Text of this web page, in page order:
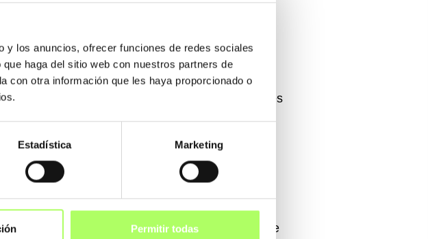
y los anuncios, ofrecer funciones de redes sociales
haga del sitio web con nuestros partners de
con otra información que les haya proporcionado o
Estadística Marketing
Permitir todas
Módulo 1: IDEA StatiCa Connection
Modelado de uniones en acero.
Análisis tridimensional de nudos con diferentes
geometrías y cargas.
Aplicación del método CBFEM (método de
elementos finitos para conexiones).
Módulo 2: IDEA StatiCa Member
Diseño de miembros de acero y evaluación de